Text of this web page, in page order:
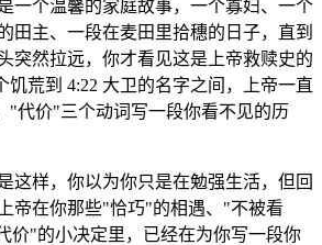
一个温馨的家庭故事，一个寡妇、一个
田主、一段在麦田里拾穗的日子，直到
突然拉远，你才看见这是上帝救赎史的
饥荒到 4:22 大卫的名字之间，上帝一直
"代价"三个动词写一段你看不见的历
这样，你以为你只是在勉强生活，但回
帝在你那些"恰巧"的相遇、"不被看
价"的小决定里，已经在为你写一段你